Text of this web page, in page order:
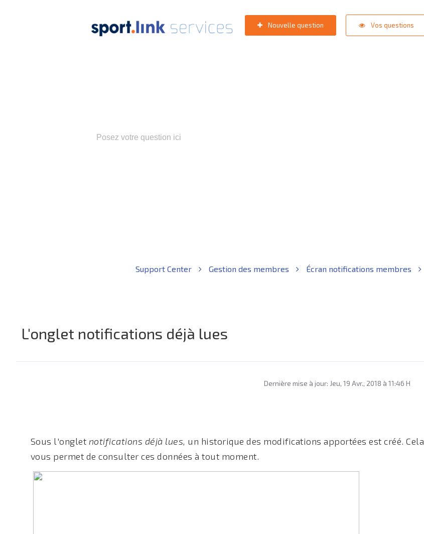
Nouvelle question Vos questions
Support Center Gestion des membres Écran notifications membres
L'onglet notifications déjà lues
Dernière mise à jour: Jeu, 19 Avr., 2018 à 11:46 H
Sous l'onglet notifications déjà lues, un historique des modifications apportées est créé. Cela
vous permet de consulter ces données à tout moment.